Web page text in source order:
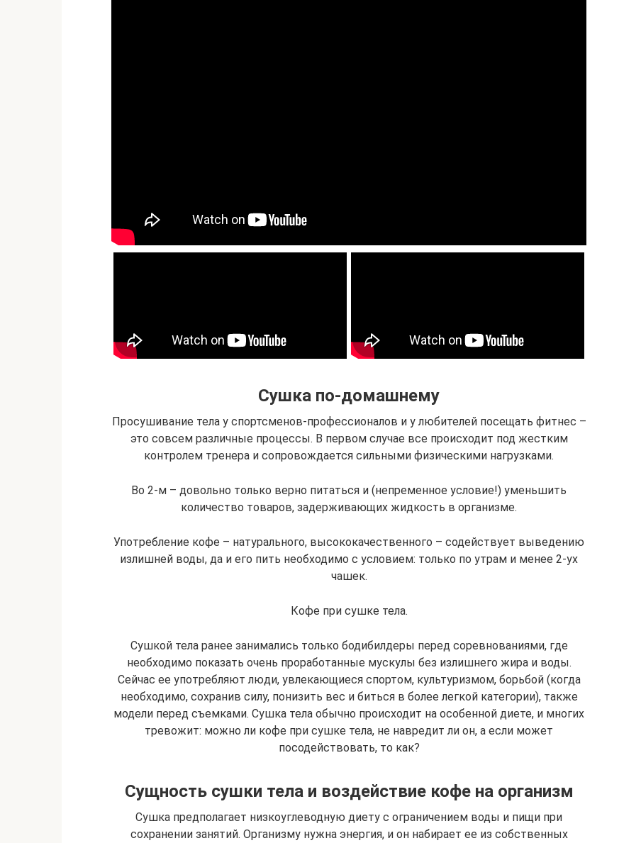
Сушка по-домашнему
Просушивание тела у спортсменов-профессионалов и у любителей посещать фитнес –
это совсем различные процессы. В первом случае все происходит под жестким
контролем тренера и сопровождается сильными физическими нагрузками.
Во 2-м – довольно только верно питаться и (непременное условие!) уменьшить
количество товаров, задерживающих жидкость в организме.
Употребление кофе – натурального, высококачественного – содействует выведению
излишней воды, да и его пить необходимо с условием: только по утрам и менее 2-ух
чашек.
Кофе при сушке тела.
Сушкой тела ранее занимались только бодибилдеры перед соревнованиями, где
необходимо показать очень проработанные мускулы без излишнего жира и воды.
Сейчас ее употребляют люди, увлекающиеся спортом, культуризмом, борьбой (когда
необходимо, сохранив силу, понизить вес и биться в более легкой категории), также
модели перед съемками. Сушка тела обычно происходит на особенной диете, и многих
тревожит: можно ли кофе при сушке тела, не навредит ли он, а если может
посодействовать, то как?
Сущность сушки тела и воздействие кофе на организм
Сушка предполагает низкоуглеводную диету с ограничением воды и пищи при
сохранении занятий. Организму нужна энергия, и он набирает ее из собственных